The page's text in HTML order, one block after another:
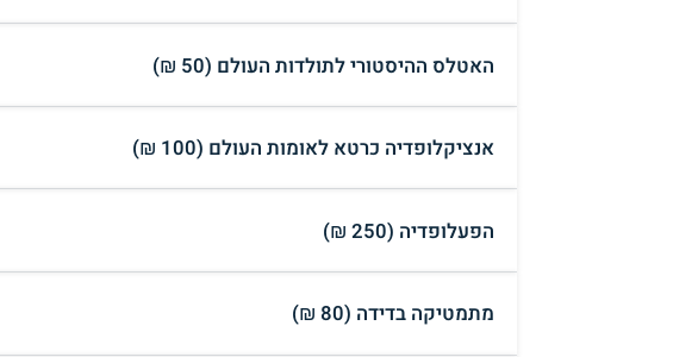
האטלס ההיסטורי לתולדות העולם (50 ₪)
אנציקלופדיה כרטא לאומות העולם (100 ₪)
הפעלופדיה (250 ₪)
מתמטיקה בדידה (80 ₪)